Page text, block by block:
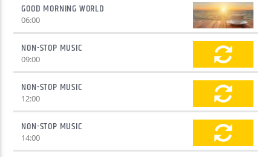
GOOD MORNING WORLD
06:00
NON-STOP MUSIC
09:00
NON-STOP MUSIC
12:00
NON-STOP MUSIC
14:00